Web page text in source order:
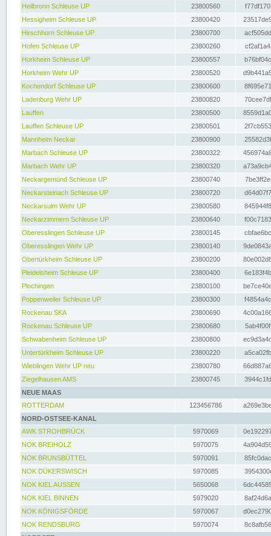
Heilbronn Schleuse UP
23800560
Hessigheim Schleuse UP
23800420
Hirschhorn Schleuse UP
23800700
Hofen Schleuse UP
23800260
Horkheim Schleuse UP
23800557
Horkheim Wehr UP
23800520
Kochendorf Schleuse UP
23800600
Ladenburg Wehr UP
23800820
Lauffen
23800500
Lauffen Schleuse UP
23800501
Mannheim Neckar
23800900
Marbach Schleuse UP
23800322
Marbach Wehr UP
23800320
Neckargemünd Schleuse UP
23800740
Neckarsteinach Schleuse UP
23800720
Neckarsulm Wehr UP
23800580
Neckarzimmern Schleuse UP
23800640
Oberesslingen Schleuse UP
23800145
Oberesslingen Wehr UP
23800140
Obertürkheim Schleuse UP
23800200
Pleidelsheim Schleuse UP
23800400
Plochingen
23800100
Poppenweiler Schleuse UP
23800300
Rockenau SKA
23800690
Rockenau Schleuse UP
23800680
Schwabenheim Schleuse UP
23800800
Untertürkheim Schleuse UP
23800220
Wieblingen Wehr UP neu
23800780
Ziegelhausen AMS
23800745
NEUE MAAS
ROTTERDAM
123456786
NORD-OSTSEE-KANAL
AWK STROHBRÜCK
5970069
NOK BREIHOLZ
5970075
NOK BRUNSBÜTTEL
5970091
NOK DÜKERSWISCH
5970085
NOK KIEL AUSSEN
5650068
NOK KIEL BINNEN
5979020
NOK KÖNIGSFÖRDE
5970067
NOK RENDSBURG
5970074